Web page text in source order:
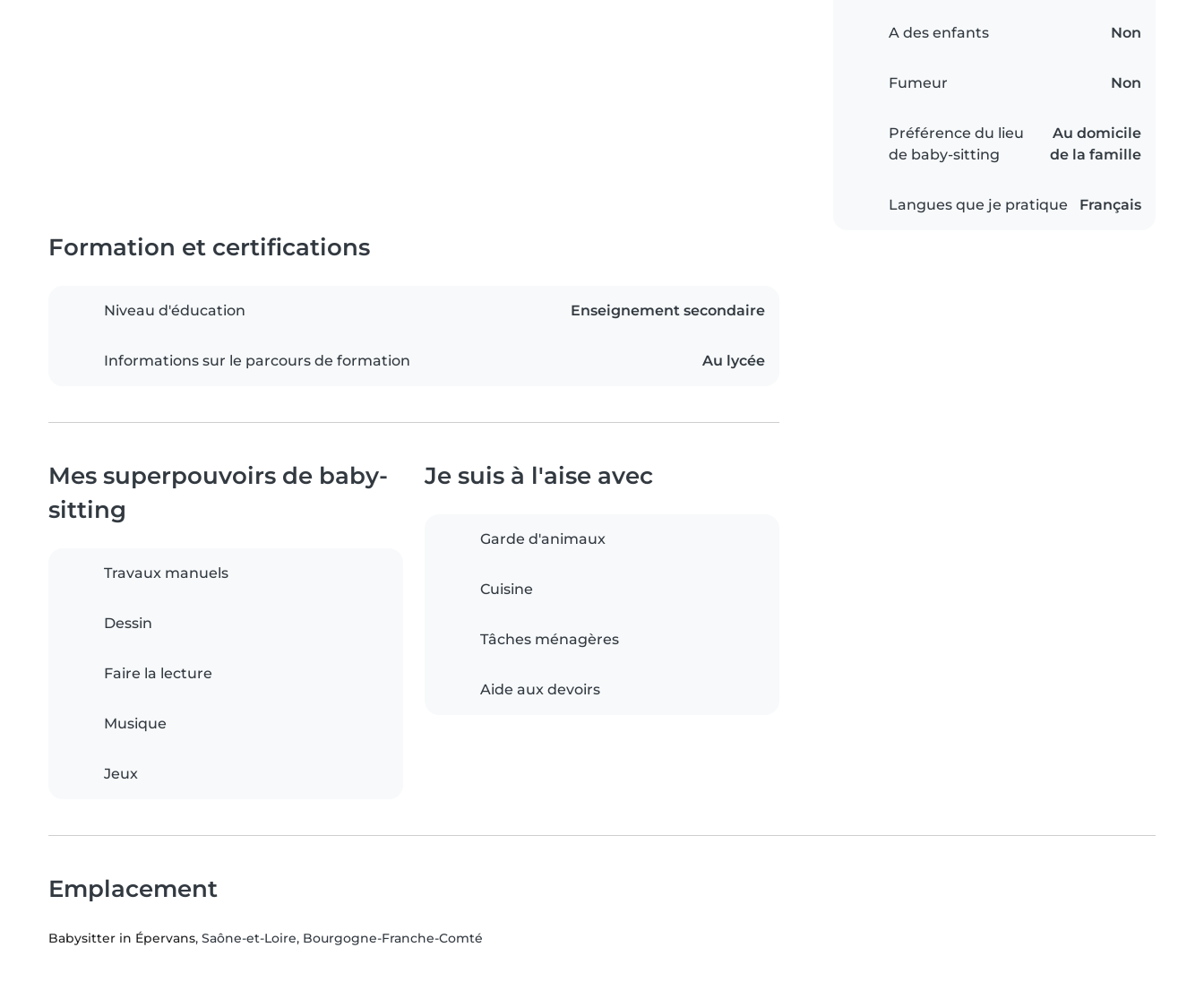
A des enfants Non
Fumeur Non
Préférence du lieu
de baby-sitting
Au domicile
de la famille
Langues que je pratique Français
Formation et certifications
Niveau d'éducation Enseignement secondaire
Informations sur le parcours de formation Au lycée
Mes superpouvoirs de baby-
sitting
Travaux manuels
Dessin
Faire la lecture
Musique
Jeux
Je suis à l'aise avec
Garde d'animaux
Cuisine
Tâches ménagères
Aide aux devoirs
Emplacement
Babysitter in Épervans, Saône-et-Loire, Bourgogne-Franche-Comté